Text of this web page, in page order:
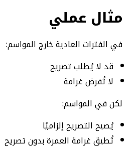
مثال عملي
في الفترات العادية خارج المواسم:
قد لا يُطلب تصريح
لا تُفرض غرامة
لكن في المواسم:
يُصبح التصريح إلزاميًا
تُطبق غرامة العمرة بدون تصريح